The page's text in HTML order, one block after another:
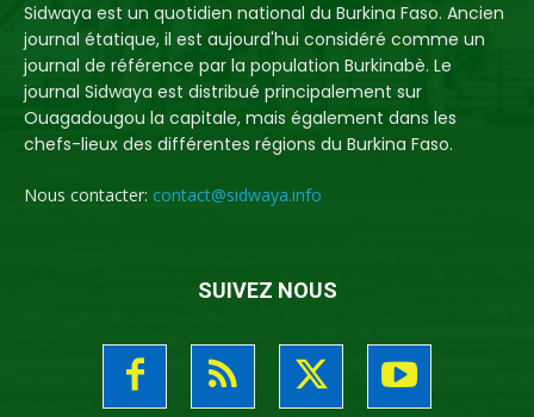
Sidwaya est un quotidien national du Burkina Faso. Ancien
journal étatique, il est aujourd'hui considéré comme un
journal de référence par la population Burkinabè. Le
journal Sidwaya est distribué principalement sur
Ouagadougou la capitale, mais également dans les
chefs-lieux des différentes régions du Burkina Faso.
Nous contacter: contact@sidwaya.info
SUIVEZ NOUS